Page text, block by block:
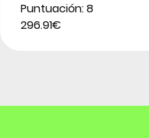
Puntuación: 8
296.91€